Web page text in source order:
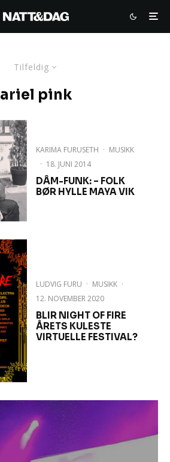
Tilfeldig
ariel pink
KARIMA FURUSETH · MUSIKK
· 18. JUNI 2014
DÂM-FUNK: – FOLK
BØR HYLLE MAYA VIK
LUDVIG FURU · MUSIKK ·
12. NOVEMBER 2020
BLIR NIGHT OF FIRE
ÅRETS KULESTE
VIRTUELLE FESTIVAL?